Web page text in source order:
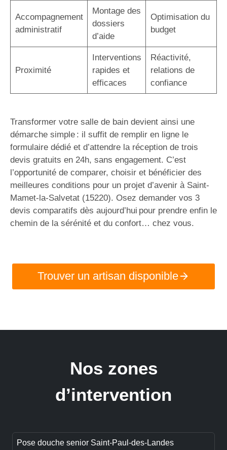
Accompagnement
administratif
Montage des
dossiers
d’aide
Optimisation du
budget
Proximité
Interventions
rapides et
efficaces
Réactivité,
relations de
confiance
Transformer votre salle de bain devient ainsi une
démarche simple : il suffit de remplir en ligne le
formulaire dédié et d’attendre la réception de trois
devis gratuits en 24h, sans engagement. C’est
l’opportunité de comparer, choisir et bénéficier des
meilleures conditions pour un projet d’avenir à Saint-
Mamet-la-Salvetat (15220). Osez demander vos 3
devis comparatifs dès aujourd’hui pour prendre enfin le
chemin de la sérénité et du confort… chez vous.
Trouver un artisan disponible
Nos zones
d’intervention
Pose douche senior Saint-Paul-des-Landes